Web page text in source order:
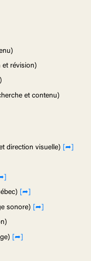
et révision)
et contenu)
direction visuelle) [➦]
[➦]
sonore) [➦]
[➦]